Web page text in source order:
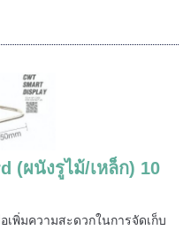
(ผนังรูไม้/เหล็ก) 10
พิ่มความสะดวกในการจัดเก็บ